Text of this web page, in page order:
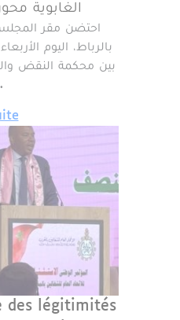
الغابوية
احتضن مقر
بين محكمة النقض
des légitimités